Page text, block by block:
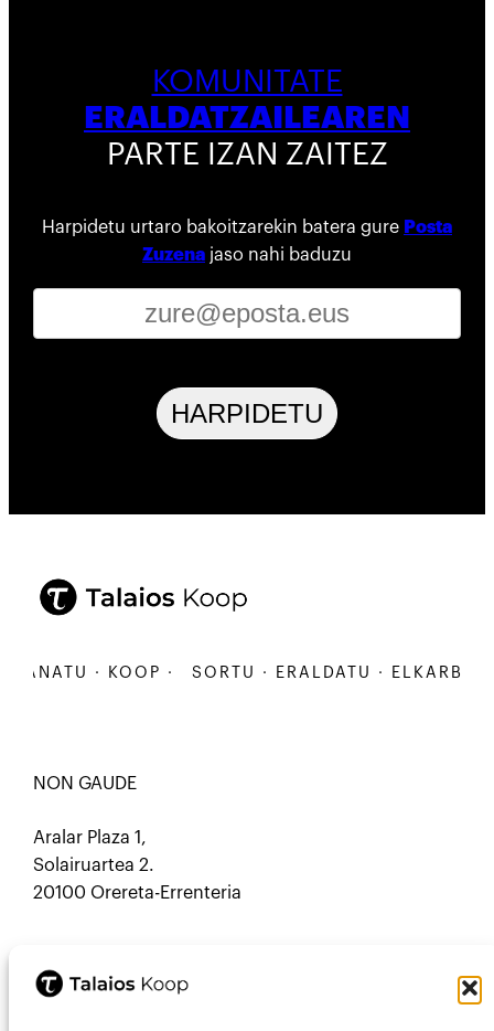
KOMUNITATE
ERALDATZAILEAREN
PARTE IZAN ZAITEZ
Harpidetu urtaro bakoitzarekin batera gure Posta
Zuzena jaso nahi baduzu
HARPIDETU
· KOOP · SORTU · ERALDATU ·
NON GAUDE
Aralar Plaza 1,
Solairuartea 2.
20100 Orereta-Errenteria